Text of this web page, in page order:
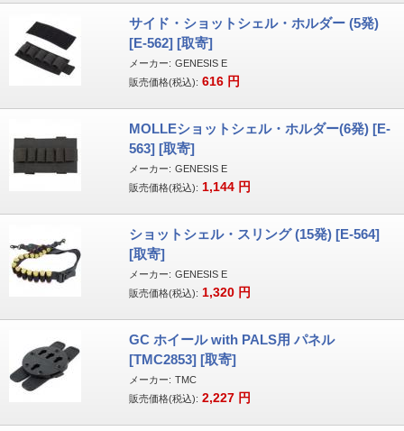
サイド・ショットシェル・ホルダー (5発)
[E-562] [取寄]
メーカー: GENESIS E
販売価格(税込): 616 円
MOLLEショットシェル・ホルダー(6発) [E-
563] [取寄]
メーカー: GENESIS E
販売価格(税込): 1,144 円
ショットシェル・スリング (15発) [E-564]
[取寄]
メーカー: GENESIS E
販売価格(税込): 1,320 円
GC ホイール with PALS用 パネル
[TMC2853] [取寄]
メーカー: TMC
販売価格(税込): 2,227 円